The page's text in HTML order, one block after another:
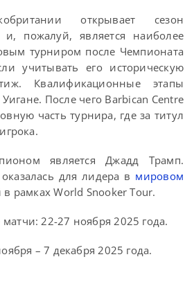
открывает сезон
пожалуй, является наиболее
турниром после Чемпионата
учитывать его историческую
Квалификационные этапы
После чего Barbican Centre
часть турнира, где за титул
является Джадд Трамп.
для лидера в мировом
рамках World Snooker Tour.
22-27 ноября 2025 года.
– 7 декабря 2025 года.